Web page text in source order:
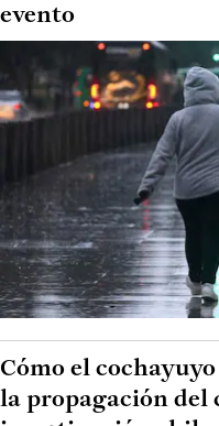
evento
Cómo el
la propagación del